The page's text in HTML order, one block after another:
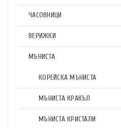
ЧАСОВНИЦИ
ВЕРИЖКИ
МЪНИСТА
КОРЕЙСКА МЪНИСТА
МЪНИСТА КРАКЪЛ
МЪНИСТА КРИСТАЛИ